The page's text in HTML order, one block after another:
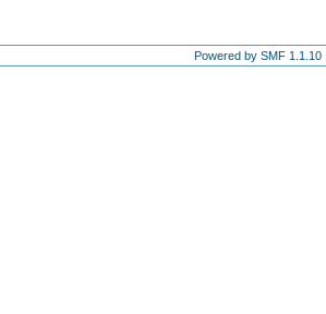
Powered by SMF 1.1.10